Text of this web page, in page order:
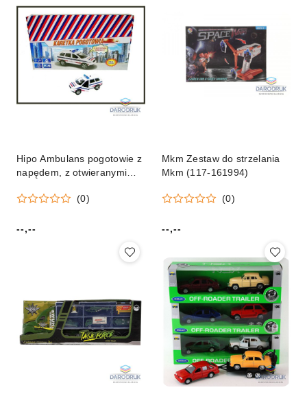
Hipo Ambulans pogotowie z
napędem, z otwieranymi
dźwiękami Hipo (HKG096)
(0)
Cena:
--,--
Mkm Zestaw do strzelania
Mkm (117-161994)
(0)
Cena:
--,--